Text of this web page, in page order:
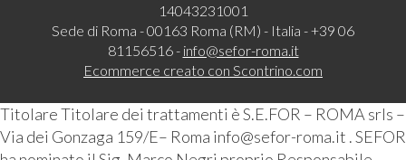
14043231001
Sede di Roma - 00163 Roma (RM) - Italia - +39 06
81156516 - info@sefor-roma.it
Ecommerce creato con Scontrino.com
Titolare Titolare dei trattamenti è S.E.FOR – ROMA srls –
Via dei Gonzaga 159/E– Roma info@sefor-roma.it . SEFOR